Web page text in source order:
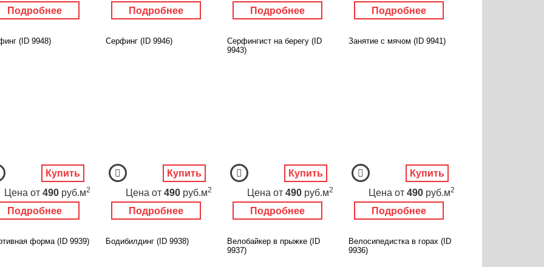
Подробнее Подробнее Подробнее Подробнее
(ID 9948)
Подробнее
Цена от 490 руб.м2
Купить
Серфинг (ID 9946)
Подробнее
Цена от 490 руб.м2
Купить
Серфингист на берегу (ID
9943)
Подробнее
Цена от 490 руб.м2
Купить
Занятие с мячом (ID 9941)
Подробнее
Цена от 490 руб.м2
Купить
форма (ID 9939) Бодибилдинг (ID 9938)
Велобайкер в прыжке (ID
9937)
Велосипедистка в горах (ID
9936)